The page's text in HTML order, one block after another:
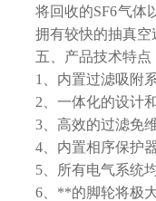
将回收的SF6气体
拥有较快的抽真空
五、产品技术特点
1、内置过滤吸附
2、一体化的设计
3、高效的过滤免
4、内置相序保护
5、所有电气系统
6、**的脚轮将极